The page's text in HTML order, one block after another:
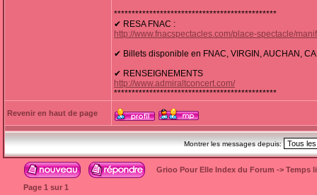
**********************************************
✔ RESA FNAC :
http://www.fnacspectacles.com/place-spectacle/
✔ Billets disponible en FNAC, VIRGIN, AUCHAN,
✔ RENSEIGNEMENTS
http://www.admiraltconcert.com/
**********************************************
Revenir en haut de page
Montrer les messages depuis:
Grioo Pour Elle Index du Forum -> Temps
Page 1 sur 1